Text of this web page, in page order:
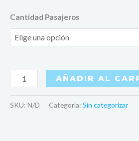
Cantidad Pasajeros
AÑADIR AL
SKU: N/D Categoría: Sin categorizar